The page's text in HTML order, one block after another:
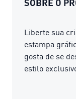
SOBRE O
Liberte sua
estampa
gosta de se
estilo